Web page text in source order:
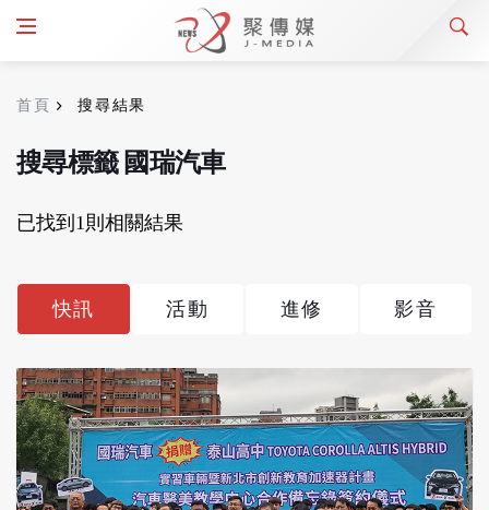
首頁 搜尋結果
搜尋標籤 國瑞汽車
已找到1則相關結果
快訊 活動 進修 影音